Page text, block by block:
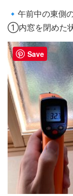
🔹午前中の東側
①内窓を閉めた
Save